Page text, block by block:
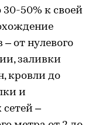
50% к своей
от нулевого
заливки
кровли до
и
–